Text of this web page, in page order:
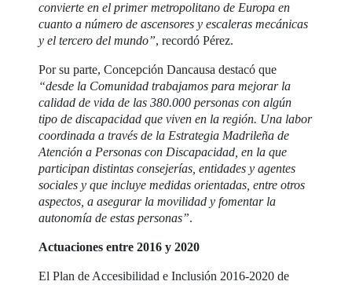
convierte en el primer metropolitano de Europa en
cuanto a número de ascensores y escaleras mecánicas
y el tercero del mundo”, recordó Pérez.
Por su parte, Concepción Dancausa destacó que
“desde la Comunidad trabajamos para mejorar la
calidad de vida de las 380.000 personas con algún
tipo de discapacidad que viven en la región. Una labor
coordinada a través de la Estrategia Madrileña de
Atención a Personas con Discapacidad, en la que
participan distintas consejerías, entidades y agentes
sociales y que incluye medidas orientadas, entre otros
aspectos, a asegurar la movilidad y fomentar la
autonomía de estas personas”.
Actuaciones entre 2016 y 2020
El Plan de Accesibilidad e Inclusión 2016-2020 de